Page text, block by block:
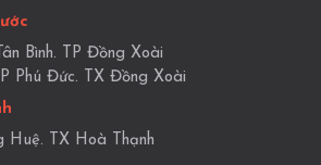
Bình. TP Đồng Xoài
Phú Đức. TX Đồng Xoài
TX Hoà Thạnh